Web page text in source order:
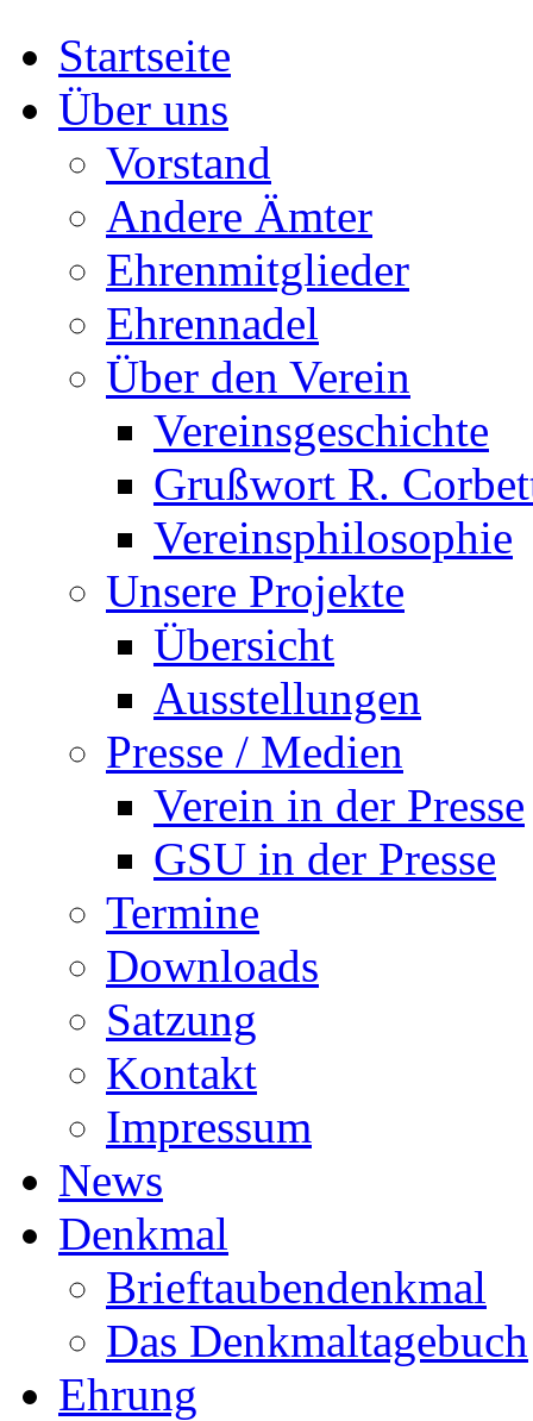
Startseite
Über uns
Vorstand
Andere Ämter
Ehrenmitglieder
Ehrennadel
Über den Verein
Vereinsgeschichte
Grußwort R.
Vereinsphilosophie
Unsere Projekte
Übersicht
Ausstellungen
Presse / Medien
Verein in der Presse
GSU in der Presse
Termine
Downloads
Satzung
Kontakt
Impressum
News
Denkmal
Brieftaubendenkmal
Das Denkmaltagebuch
Ehrung